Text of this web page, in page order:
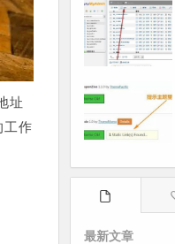
址
工作
最新文章